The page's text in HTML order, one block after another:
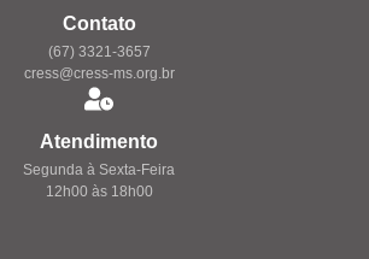
Contato
(67) 3321-3657
cress@cress-ms.org.br
Atendimento
Segunda à Sexta-Feira
12h00 às 18h00